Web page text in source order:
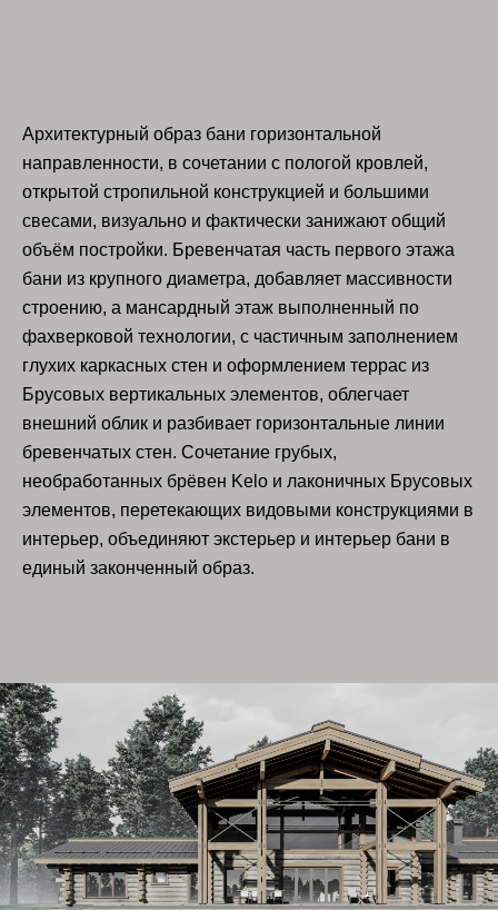
Архитектурный образ бани горизонтальной
направленности, в сочетании с пологой кровлей,
открытой стропильной конструкцией и большими
свесами, визуально и фактически занижают общий
объём постройки. Бревенчатая часть первого этажа
бани из крупного диаметра, добавляет массивности
строению, а мансардный этаж выполненный по
фахверковой технологии, с частичным заполнением
глухих каркасных стен и оформлением террас из
Брусовых вертикальных элементов, облегчает
внешний облик и разбивает горизонтальные линии
бревенчатых стен. Сочетание грубых,
необработанных брёвен Kelo и лаконичных Брусовых
элементов, перетекающих видовыми конструкциями в
интерьер, объединяют экстерьер и интерьер бани в
единый законченный образ.